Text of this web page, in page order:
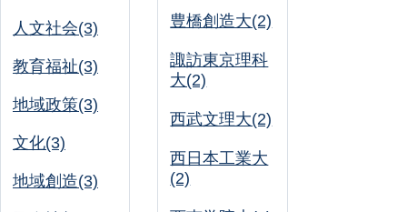
人文社会(3)
教育福祉(3)
地域政策(3)
文化(3)
地域創造(3)
豊橋創造大(2)
諏訪東京理科
大(2)
西武文理大(2)
西日本工業大
(2)